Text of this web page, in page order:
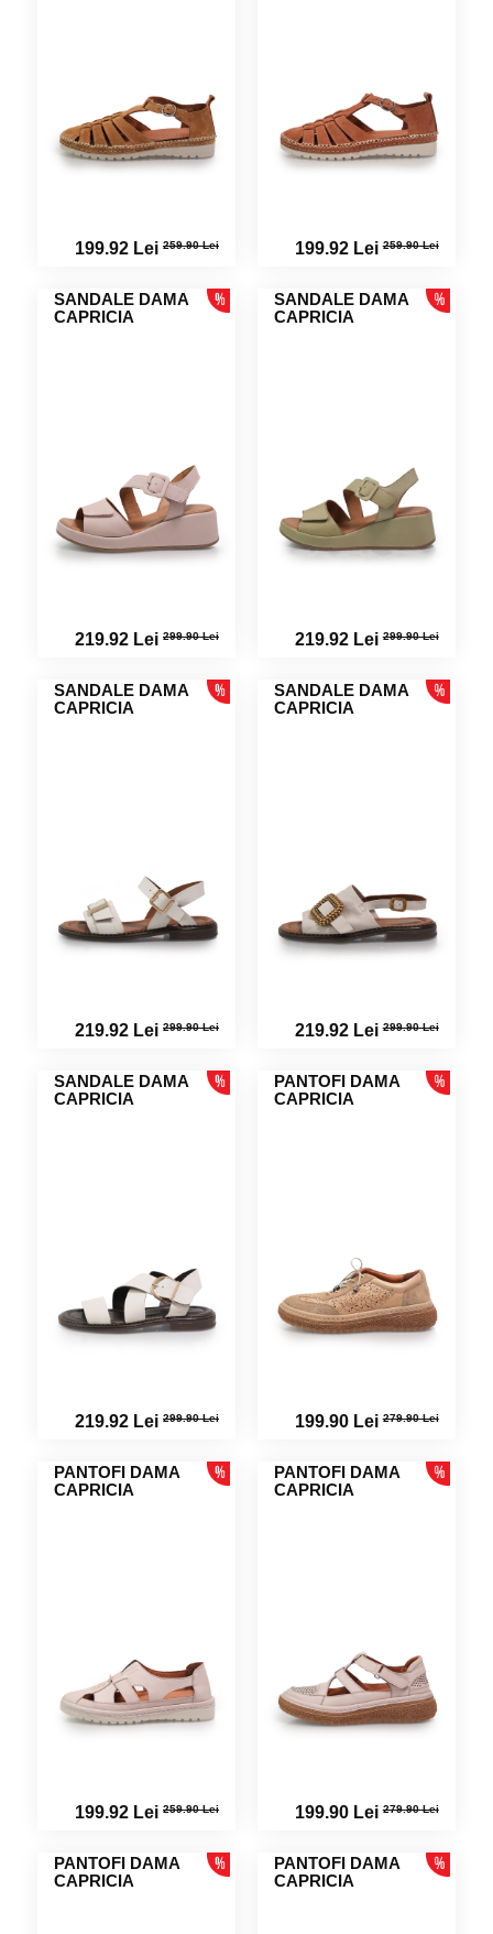
199.92 Lei 259.90 Lei 199.92 Lei259.90 Lei
SANDALE DAMA
CAPRICIA
219.92 Lei 299.90 Lei
SANDALE DAMA
CAPRICIA
219.92 Lei299.90 Lei
SANDALE DAMA
CAPRICIA
219.92 Lei 299.90 Lei
SANDALE DAMA
CAPRICIA
219.92 Lei299.90 Lei
SANDALE DAMA
CAPRICIA
219.92 Lei 299.90 Lei
PANTOFI DAMA
CAPRICIA
199.90 Lei279.90 Lei
PANTOFI DAMA
CAPRICIA
199.92 Lei 259.90 Lei
PANTOFI DAMA
CAPRICIA
199.90 Lei279.90 Lei
PANTOFI DAMA
CAPRICIA
PANTOFI DAMA
CAPRICIA